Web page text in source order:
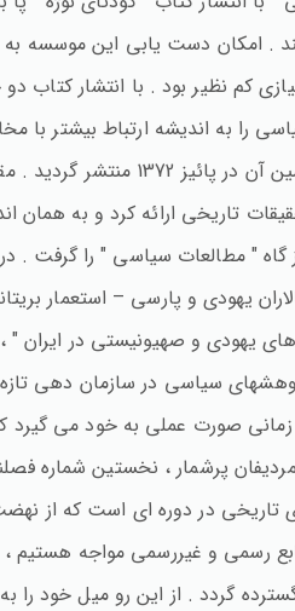
. امکان دست یابی این موسسه به
کم نظیر بود . با انتشار
به اندیشه ارتباط بیشتر با
نامه " مطالعات سیاسی " در اوایل دهه هفتاد ، اقدامی در
تاریخی ارائه کرد و به همان
گاه " مطالعات سیاسی " را گرفت .
یهودی و پارسی – استعمار
یهودی و صهیونیستی در ایران " ،
سیاسی در سازمان دهی
زمانی صورت عملی به خود می
پرشمار ، نخستین شماره
تاریخی در دوره ای است که از
رسمی و غیررسمی مواجه هستیم
گردد . از این رو میل خود